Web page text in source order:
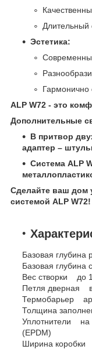
Длительный
Эстетика:
Гармонично
ALP W72 - это
Дополнительные
В притвор
адаптер –
Система ALP
Сделайте ваш дом
системой ALP W72!
Базовая
Базовая
Вес створки до
Петля дверная
Термобарьер
Толщина
Уплотнители на
(EPDM)
Ширина